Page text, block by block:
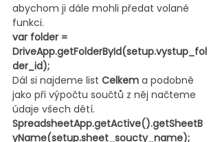
abychom ji dále mohli předat volané
funkci.
var folder =
DriveApp.getFolderById(setup.vystup_fol
der_id);
Dál si najdeme list Celkem a podobně
jako při výpočtu součtů z něj načteme
údaje všech dětí.
SpreadsheetApp.getActive().getSheetB
yName(setup.sheet_soucty_name);